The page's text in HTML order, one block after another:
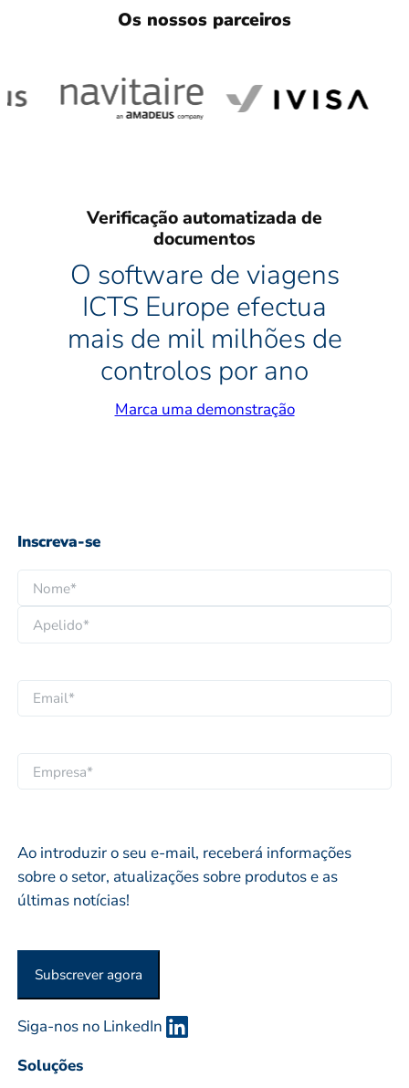
Os nossos parceiros
Verificação automatizada de
documentos
O software de viagens
ICTS Europe efectua
mais de mil milhões de
controlos por ano
Marca uma demonstração
Inscreva-se
o
*
o
e
p
o
p
o
*
p
o
m
i
lM
E
S
A
U
R
G
N
Ao introduzir o seu e-mail, receberá informações
sobre o setor, atualizações sobre produtos e as
últimas notícias!
Siga-nos no LinkedIn
Soluções